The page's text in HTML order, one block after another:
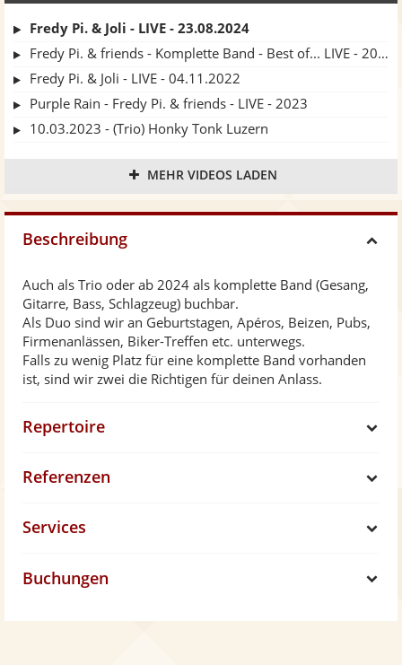
Fredy Pi. & Joli - LIVE - 23.08.2024
Fredy Pi. & friends - Komplette Band - Best of... LIVE - 2023
Fredy Pi. & Joli - LIVE - 04.11.2022
Purple Rain - Fredy Pi. & friends - LIVE - 2023
10.03.2023 - (Trio) Honky Tonk Luzern
Fredy Pi. & Joli - LIVE - 29.05.2022
Fredy Pi. & friends - LIVE @HonkyTonk Luzern 2022
Fredy Pi. & Joli - LIVE - 25-07-2020
Fredy Pi. & Joli - LIVE - 13-06-2020
Cover-Medley - Fredy Pi. & Joli
Cover-Medley - Fredy Pi. & Heidi
FJH - Probe-Mix
Fredy Pi. & Joli - Live in Burgdorf
MEHR VIDEOS LADEN
Beschreibung
Auch als Trio oder ab 2024 als komplette Band (Gesang,
Gitarre, Bass, Schlagzeug) buchbar.
Als Duo sind wir an Geburtstagen, Apéros, Beizen, Pubs,
Firmenanlässen, Biker-Treffen etc. unterwegs.
Falls zu wenig Platz für eine komplette Band vorhanden
ist, sind wir zwei die Richtigen für deinen Anlass.
Repertoire
Referenzen
Services
Buchungen